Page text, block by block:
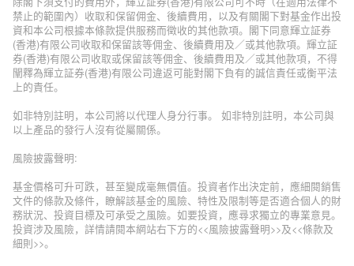
禁止的範圍內）收取和保留佣金、後續費用，以及有關閣下對基金作出投
資和本公司根據本條款提供服務而徵收的其他款項。閣下同意輝立証券
(香港)有限公司收取和保留該等佣金、後續費用及／或其他款項。輝立証
券(香港)有限公司收取或保留該等佣金、後續費用及／或其他款項，不得
闡釋為輝立証券(香港)有限公司違返可能對閣下負有的誠信責任或衡平法
上的責任。
如非特別註明，本公司將以代理人身分行事。 如非特別註明，本公司與
以上產品的發行人沒有從屬關係。
風險披露聲明:
基金價格可升可跌，甚至變成毫無價值。投資者作出決定前，應細閱銷售
文件的條款及條件，瞭解該基金的風險、特性及限制等是否適合個人的財
務狀況、投資目標及可承受之風險。如要投資，應尋求獨立的專業意見。
投資涉及風險，詳情請閱本網站右下方的<<風險披露聲明>>及<<條款及
細則>>。